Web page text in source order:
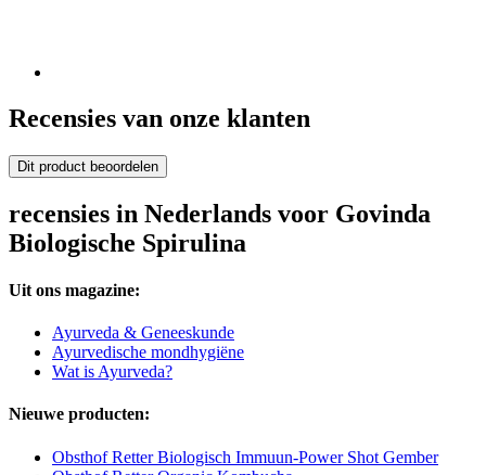
Recensies van onze klanten
Dit product beoordelen
recensies in Nederlands voor Govinda
Biologische Spirulina
Uit ons magazine:
Ayurveda & Geneeskunde
Ayurvedische mondhygiëne
Wat is Ayurveda?
Nieuwe producten:
Obsthof Retter Biologisch Immuun-Power Shot Gember